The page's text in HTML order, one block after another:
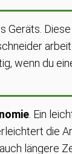
Geräts.
wenn du
. Ein
die
längere